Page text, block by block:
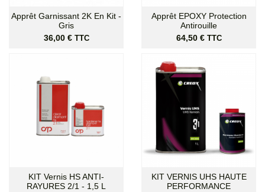
Apprêt Garnissant 2K En Kit -
Gris
Prix
36,00 € TTC
Apprêt EPOXY Protection
Antirouille
Prix
64,50 € TTC
KIT Vernis HS ANTI-
RAYURES 2/1 - 1,5 L
KIT VERNIS UHS HAUTE
PERFORMANCE